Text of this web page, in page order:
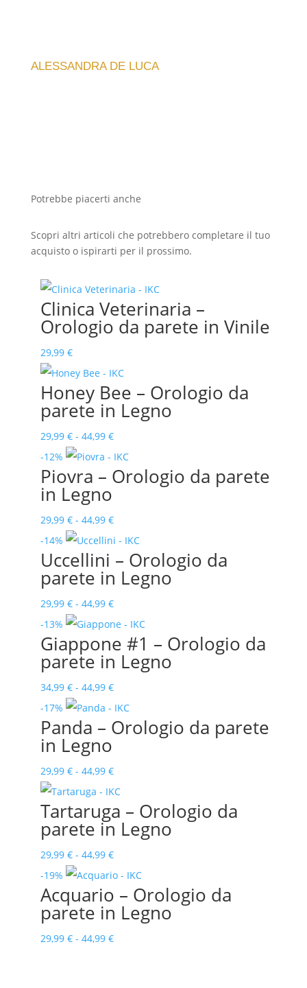
ALESSANDRA DE LUCA
Potrebbe piacerti anche
Scopri altri articoli che potrebbero completare il tuo
acquisto o ispirarti per il prossimo.
Clinica Veterinaria –
Orologio da parete in Vinile
29,99 €
Honey Bee – Orologio da
parete in Legno
29,99 € - 44,99 €Fascia
di
prezzo:
29,99 €
a
44,99 €
-12%
Piovra – Orologio da parete
in Legno
29,99 € - 44,99 €Fascia
di
prezzo:
da
29,99 €
a
44,99 €
-14%
Uccellini – Orologio da
parete in Legno
29,99 € - 44,99 €Fascia
di
prezzo:
da
29,99 €
a
44,99 €
-13%
Giappone #1 – Orologio da
parete in Legno
34,99 € - 44,99 €Fascia
di
prezzo:
34,99 €
a
44,99 €
-17%
Panda – Orologio da parete
in Legno
29,99 € - 44,99 €Fascia
di
prezzo:
da
29,99 €
a
44,99 €
Tartaruga – Orologio da
parete in Legno
29,99 € - 44,99 €Fascia
di
prezzo:
da
29,99 €
-19%
Acquario – Orologio da
parete in Legno
29,99 € - 44,99 €Fascia